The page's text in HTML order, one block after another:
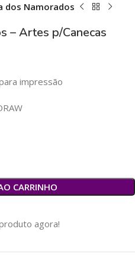
dos Namorados
– Artes p/Canecas
impressão
CARRINHO
agora!